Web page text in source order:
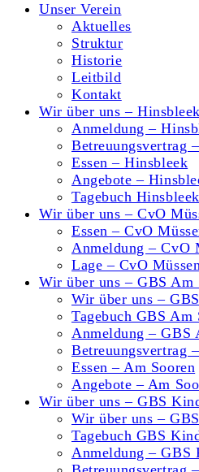
Unser Verein
Aktuelles
Struktur
Historie
Leitbild
Kontakt
Wir über uns – Hinsbleek
Anmeldung –
Betreuungsvertrag
Essen – Hinsbleek
Angebote –
Tagebuch Hinsbleek
Wir über uns – CvO
Essen – CvO
Anmeldung – CvO
Lage – CvO
Wir über uns – GBS Am
Wir über uns –
Tagebuch GBS Am
Anmeldung – GBS
Betreuungsvertrag
Essen – Am Sooren
Angebote – Am
Wir über uns – GBS
Wir über uns –
Tagebuch GBS
Anmeldung – GBS